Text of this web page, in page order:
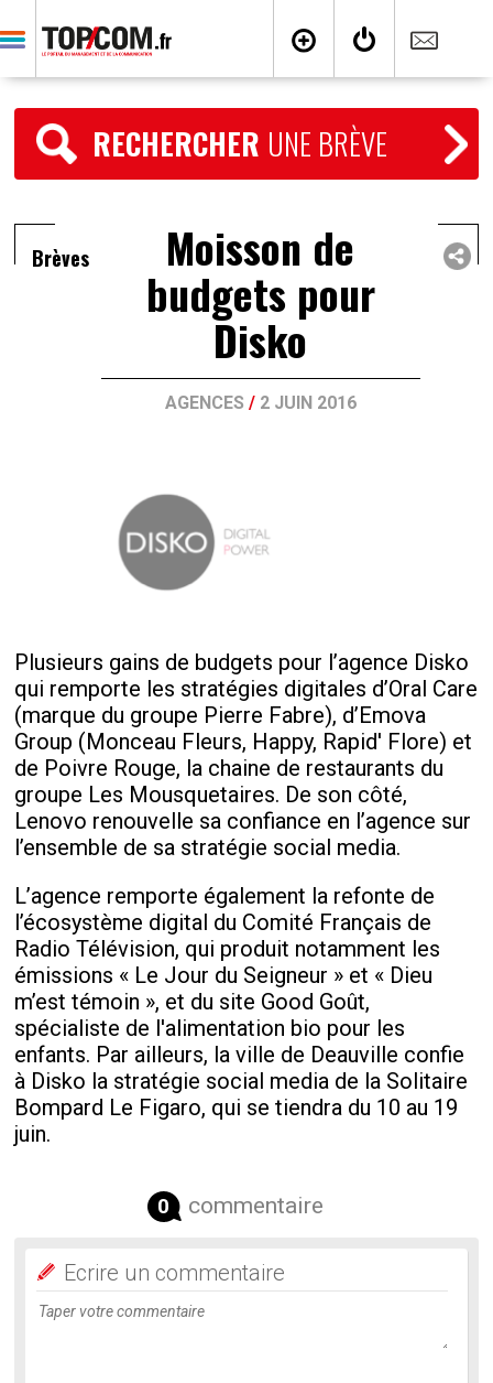
RECHERCHER UNE BRÈVE
Brèves Moisson de
budgets pour
Disko
AGENCES / 2 JUIN 2016
Plusieurs gains de budgets pour l’agence Disko
qui remporte les stratégies digitales d’Oral Care
(marque du groupe Pierre Fabre), d’Emova
Group (Monceau Fleurs, Happy, Rapid' Flore) et
de Poivre Rouge, la chaine de restaurants du
groupe Les Mousquetaires. De son côté,
Lenovo renouvelle sa confiance en l’agence sur
l’ensemble de sa stratégie social media.
L’agence remporte également la refonte de
l’écosystème digital du Comité Français de
Radio Télévision, qui produit notamment les
émissions « Le Jour du Seigneur » et « Dieu
m’est témoin », et du site Good Goût,
spécialiste de l'alimentation bio pour les
enfants. Par ailleurs, la ville de Deauville confie
à Disko la stratégie social media de la Solitaire
Bompard Le Figaro, qui se tiendra du 10 au 19
juin.
0 commentaire
Ecrire un commentaire